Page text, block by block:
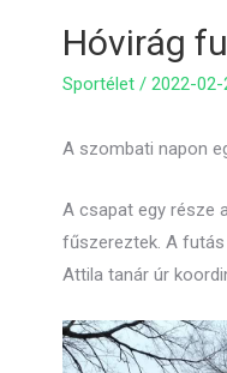
Hóvirág
Sportélet / 2022-02-
A szombati napon
A csapat egy része
fűszereztek. A futás
Attila tanár úr